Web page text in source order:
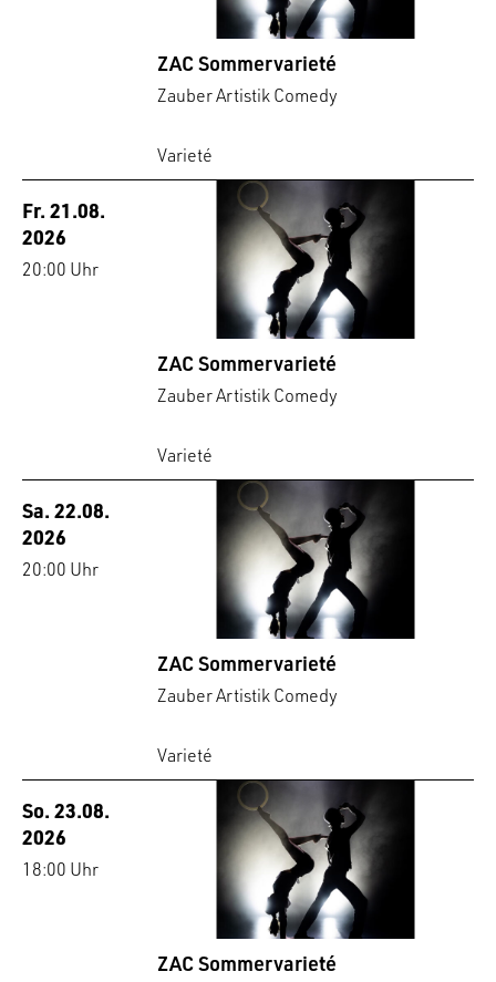
ZAC Sommervarieté
Zauber Artistik Comedy
Varieté
Fr. 21.08.
2026
20:00 Uhr
ZAC Sommervarieté
Zauber Artistik Comedy
Varieté
Sa. 22.08.
2026
20:00 Uhr
ZAC Sommervarieté
Zauber Artistik Comedy
Varieté
So. 23.08.
2026
18:00 Uhr
ZAC Sommervarieté